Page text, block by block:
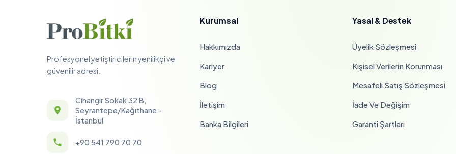
Profesyonel yetiştiricilerin yenilikçi ve
güvenilir adresi.
Cihangir Sokak 32 B,
Seyrantepe/Kağıthane -
İstanbul
+90 541 790 70 70
Kurumsal
Hakkımızda
Kariyer
Blog
İletişim
Banka Bilgileri
Yasal & Destek
Üyelik Sözleşmesi
Kişisel Verilerin Korunması
Mesafeli Satış Sözleşmesi
İade Ve Değişim
Garanti Şartları